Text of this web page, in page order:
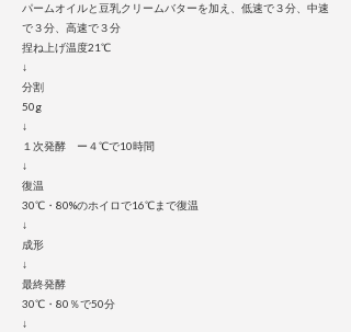
パームオイルと豆乳クリームバターを加え、低速で３分、中速
で３分、高速で３分
捏ね上げ温度21℃
↓
分割
50g
↓
１次発酵 ー４℃で10時間
↓
復温
30℃・80%のホイロで16℃まで復温
↓
成形
↓
最終発酵
30℃・80％で50分
↓